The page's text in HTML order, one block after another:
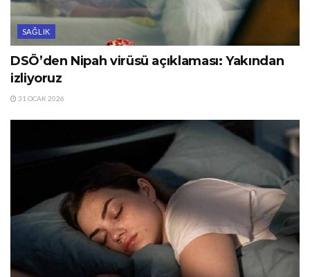
SAĞLIK
DSÖ’den Nipah virüsü açıklaması: Yakından
izliyoruz
31 OCAK 2026